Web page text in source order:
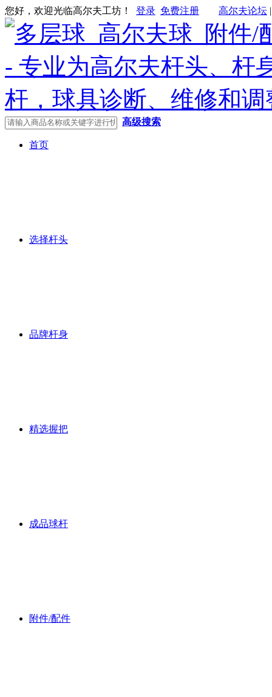
您好，欢迎光临高尔夫工坊！ 登录 免费注册 高尔夫论坛
高级搜索
首页
选择杆头
品牌杆身
精选握把
成品球杆
附件/配件